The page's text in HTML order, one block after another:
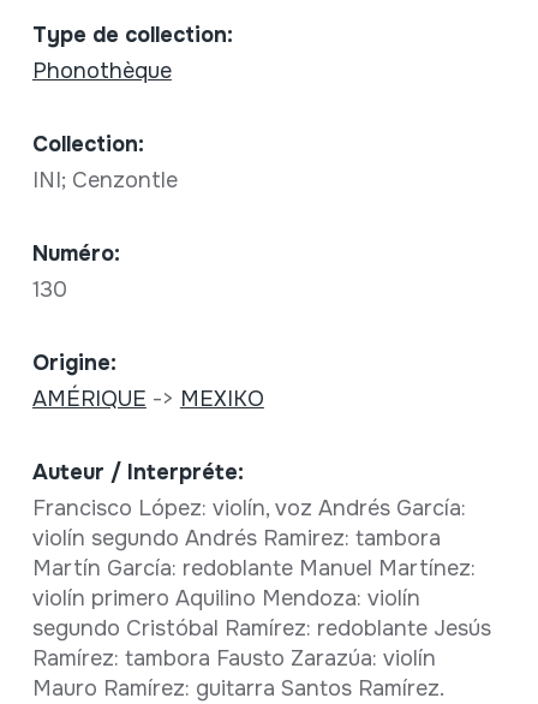
Type de collection:
Phonothèque
Collection:
INI; Cenzontle
Numéro:
130
Origine:
AMÉRIQUE -> MEXIKO
Auteur / Interpréte:
Francisco López: violín, voz Andrés García:
violín segundo Andrés Ramirez: tambora
Martín García: redoblante Manuel Martínez:
violín primero Aquilino Mendoza: violín
segundo Cristóbal Ramírez: redoblante Jesús
Ramírez: tambora Fausto Zarazúa: violín
Mauro Ramírez: guitarra Santos Ramírez.